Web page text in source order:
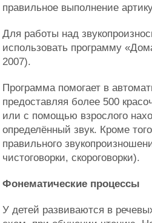
правильное выполнение
Для работы над
использовать программу
2007).
Программа помогает в
предоставляя более 500
или с помощью взрослого
определённый звук. Кроме
правильного
чистоговорки, скороговорки).
Фонематические процессы
У детей развиваются в